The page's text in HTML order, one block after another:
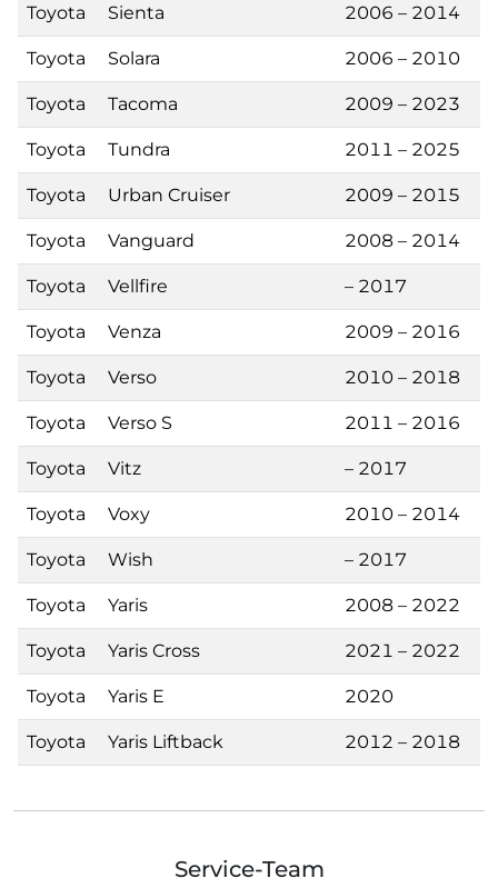
Toyota Sienta 2006 – 2014
Toyota Solara 2006 – 2010
Toyota Tacoma 2009 – 2023
Toyota Tundra 2011 – 2025
Toyota Urban Cruiser 2009 – 2015
Toyota Vanguard 2008 – 2014
Toyota Vellfire – 2017
Toyota Venza 2009 – 2016
Toyota Verso 2010 – 2018
Toyota Verso S 2011 – 2016
Toyota Vitz – 2017
Toyota Voxy 2010 – 2014
Toyota Wish – 2017
Toyota Yaris 2008 – 2022
Toyota Yaris Cross 2021 – 2022
Toyota Yaris E 2020
Toyota Yaris Liftback 2012 – 2018
Service-Team